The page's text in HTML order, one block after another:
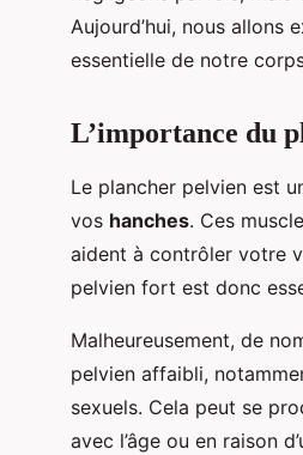
Aujourd’hui, nous
essentielle de notre
L’importance du
Le plancher pelvien est
vos hanches. Ces
aident à contrôler votre
pelvien fort est donc
Malheureusement, de
pelvien affaibli,
sexuels. Cela peut se
avec l’âge ou en raison